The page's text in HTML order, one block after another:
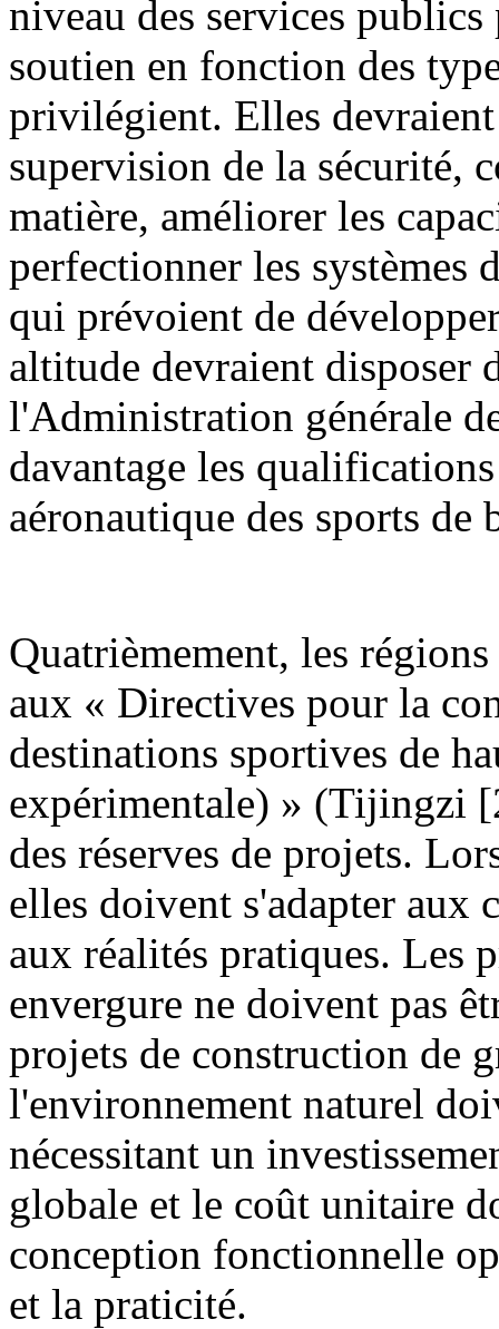
niveau des services
soutien en fonction des
privilégient. Elles
supervision de la sécurité,
matière, améliorer les
perfectionner les systèmes
qui prévoient de
altitude devraient disposer
l'Administration générale
davantage les
aéronautique des sports de
Quatrièmement, les
aux « Directives pour la
destinations sportives de
expérimentale) » (Tijingzi
des réserves de projets.
elles doivent s'adapter aux
aux réalités pratiques. Les
envergure ne doivent pas
projets de construction de
l'environnement naturel
nécessitant un
globale et le coût unitaire
conception fonctionnelle
et la praticité.